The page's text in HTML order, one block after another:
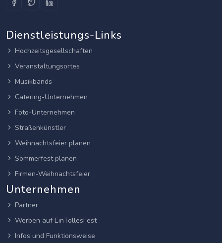
Dienstleistungs-Links
Hochzeitsgesellschaften
Veranstaltungsortes
Musikbands
Catering-Unternehmen
Foto-Unternehmen
Straßenkünstler
Weihnachtsfeier planen
Sommerfest planen
Firmen-Weihnachtsfeier
Unternehmen
Partner
Werben auf EinTollesFest
Infos und Funktionsweise